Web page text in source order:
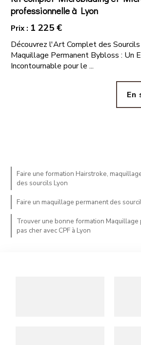
professionnelle à Lyon
Prix : 1 225 €
Découvrez l'Art Complet des
Maquillage Permanent Bybloss : Un
Incontournable pour le ...
En
Faire une formation Hairstroke,
des sourcils Lyon
Faire un maquillage permanent des
Trouver une bonne formation Maquillage
pas cher avec CPF à Lyon